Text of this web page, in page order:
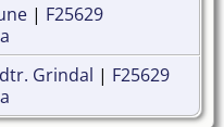
| F25629
Grindal | F25629